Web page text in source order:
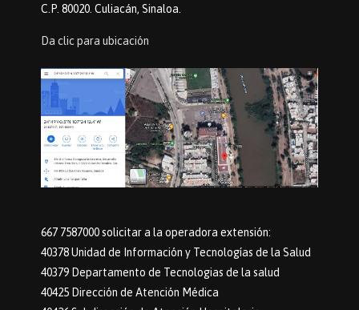
C.P. 80020. Culiacán, Sinaloa.
Da clic para ubicación
667 7587000 solicitar a la operadora extensión:
40378 Unidad de Información y Tecnologías de la Salud
40379 Departamento de Tecnologias de la salud
40425 Dirección de Atención Médica